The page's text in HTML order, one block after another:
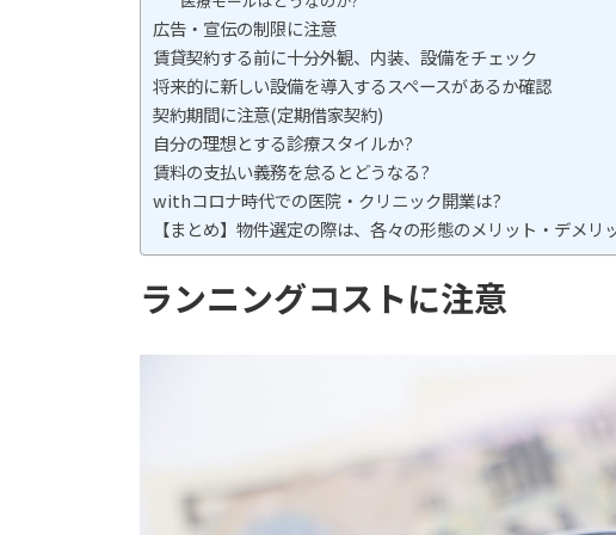
広告・宣伝の制限に注意
賃貸契約する前に十分外観、内装、設備をチェック
将来的に新しい設備を導入するスペースがあるか確認
契約期間に注意(定期借家契約)
自分の理想とする診療スタイルか?
賃料の支払い義務を怠るとどうなる?
withコロナ時代での医院・クリニック開業は?
【まとめ】物件選定の際は、各々の形態のメリット・デメリ
ランニングコストに注意